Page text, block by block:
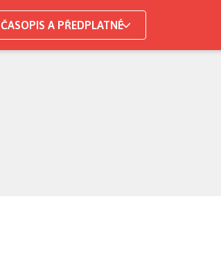
ČASOPIS A PŘEDPLATNÉ